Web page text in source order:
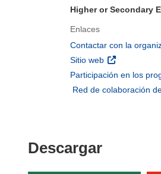
Higher or Secondary
Enlaces
Contactar con la
Sitio web (se abrirá en
Participación en los
Red de colaboración
Descargar